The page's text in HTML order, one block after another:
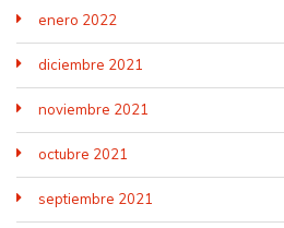
enero 2022
diciembre 2021
noviembre 2021
octubre 2021
septiembre 2021